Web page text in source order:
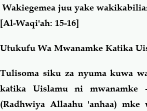
Wakiegemea juu yake
[Al-Waqi'ah: 15-16]
Utukufu Wa Mwanamke Katika
Tulisoma siku za nyuma kuwa
katika Uislamu ni mwanamke
(Radhwiya Allaahu 'anhaa) mke